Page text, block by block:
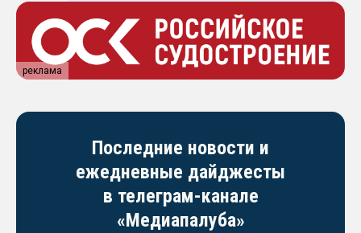
реклама
Последние новости и
ежедневные дайджесты
в телеграм-канале
«Медиапалуба»